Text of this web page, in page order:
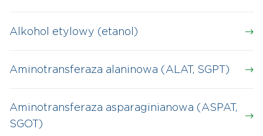
Alkohol etylowy (etanol)
Aminotransferaza alaninowa (ALAT, SGPT)
Aminotransferaza asparaginianowa (ASPAT,
SGOT)